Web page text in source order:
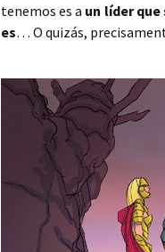
tenemos es a un líder
es… O quizás,